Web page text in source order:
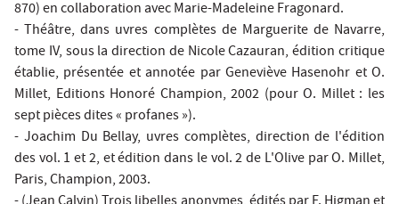
870) en collaboration avec Marie-Madeleine Fragonard.
- Théâtre, dans uvres complètes de Marguerite de Navarre,
tome IV, sous la direction de Nicole Cazauran, édition critique
établie, présentée et annotée par Geneviève Hasenohr et O.
Millet, Editions Honoré Champion, 2002 (pour O. Millet : les
sept pièces dites « profanes »).
- Joachim Du Bellay, uvres complètes, direction de l'édition
des vol. 1 et 2, et édition dans le vol. 2 de L'Olive par O. Millet,
Paris, Champion, 2003.